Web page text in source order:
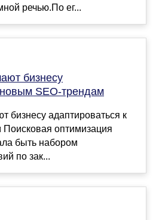
речью.По ег...
бизнесу
SEO-трендам
бизнесу адаптироваться к
оптимизация
быть набором
по зак...